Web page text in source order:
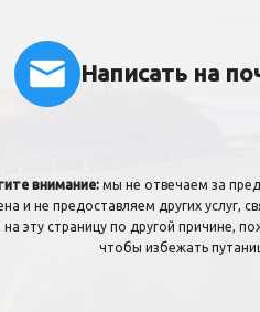
Написать на
внимание: мы не отвечаем за
и не предоставляем других услуг,
на эту страницу по другой причине,
чтобы избежать